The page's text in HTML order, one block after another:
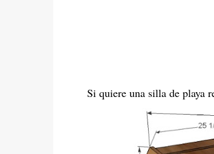
Si quiere una silla de playa